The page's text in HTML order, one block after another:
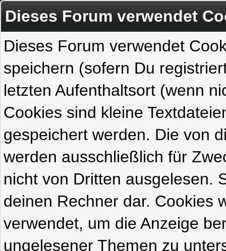
Dieses Forum verwendet
Dieses Forum verwendet
speichern (sofern Du
letzten Aufenthaltsort (wenn
Cookies sind kleine
gespeichert werden. Die von
werden ausschließlich für
nicht von Dritten ausgelesen.
deinen Rechner dar. Cookies
verwendet, um die Anzeige
ungelesener Themen zu